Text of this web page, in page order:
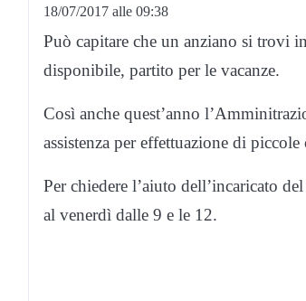
18/07/2017 alle 09:38
Può capitare che un anziano si trovi
disponibile, partito per le vacanze.
Così anche quest’anno
assistenza per effettuazione di
Per chiedere l’aiuto dell’incaricato
al venerdì dalle 9 e le 12.